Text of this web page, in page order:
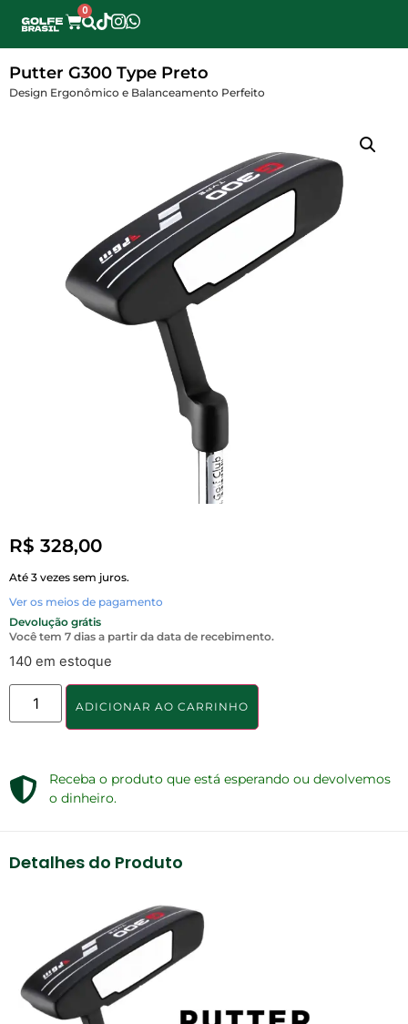
0
Putter G300 Type Preto
Design Ergonômico e Balanceamento Perfeito
R$ 328,00
Até 3 vezes sem juros.
Ver os meios de pagamento
Devolução grátis
Você tem 7 dias a partir da data de recebimento.
140 em estoque
ADICIONAR AO CARRINHO
Receba o produto que está esperando ou devolvemos
o dinheiro.
Detalhes do Produto